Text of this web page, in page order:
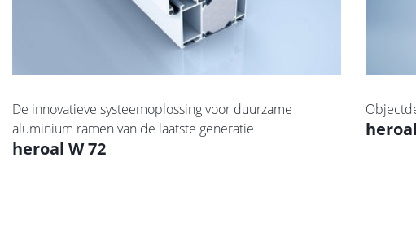
De innovatieve systeemoplossing voor duurzame
aluminium ramen van de laatste generatie
heroal W 72